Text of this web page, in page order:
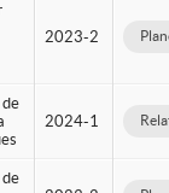
2023-2
2024-1